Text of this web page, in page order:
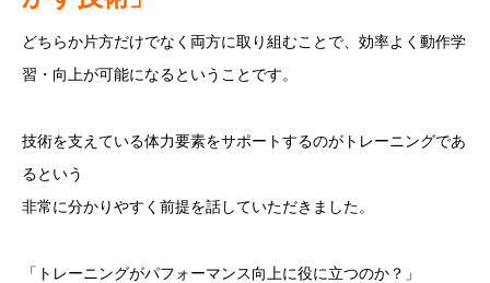
どちらか片方だけでなく両方に取り組むことで、効率よく動作学
習・向上が可能になるということです。
技術を支えている体力要素をサポートするのがトレーニングであ
るという
非常に分かりやすく前提を話していただきました。
「トレーニングがパフォーマンス向上に役に立つのか？」